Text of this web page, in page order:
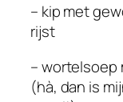
– kip met
rijst
– wortelsoep
(hà, dan is